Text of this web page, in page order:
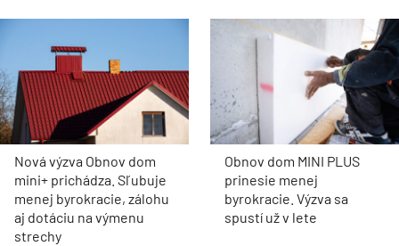
Nová výzva Obnov dom
mini+ prichádza. Sľubuje
menej byrokracie, zálohu
aj dotáciu na výmenu
strechy
Obnov dom MINI PLUS
prinesie menej
byrokracie. Výzva sa
spustí už v lete